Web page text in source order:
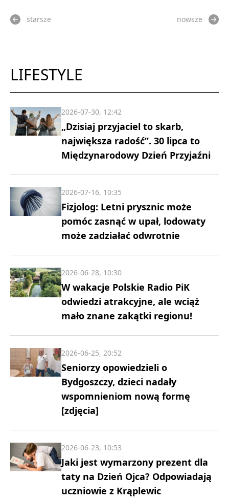
starsze nowsze
LIFESTYLE
„Dzisiaj przyjaciel to skarb,
największa radość”. 30 lipca to
Międzynarodowy Dzień Przyjaźni
2026-07-30, 12:42
Fizjolog: Letni prysznic może
pomóc zasnąć w upał, lodowaty
może zadziałać odwrotnie
2026-07-16, 10:35
W wakacje Polskie Radio PiK
odwiedzi atrakcyjne, ale wciąż
mało znane zakątki regionu!
2026-06-28, 10:30
Seniorzy opowiedzieli o
Bydgoszczy, dzieci nadały
wspomnieniom nową formę
[zdjęcia]
2026-06-25, 20:52
Jaki jest wymarzony prezent dla
taty na Dzień Ojca? Odpowiadają
uczniowie z Krąplewic
2026-06-23, 10:53